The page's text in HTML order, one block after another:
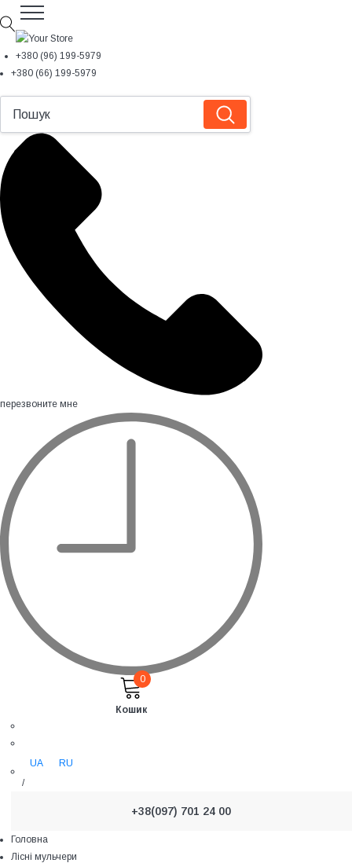
+380 (96) 199-5979
+380 (66) 199-5979
перезвоните мне
0
Кошик
UA
/
RU
+38(097) 701 24 00
Головна
Лісні мульчери